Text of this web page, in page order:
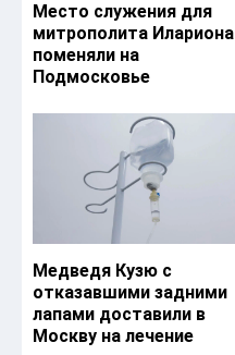
Место служения для
митрополита Илариона
поменяли на
Подмосковье
Медведя Кузю с
отказавшими задними
лапами доставили в
Москву на лечение